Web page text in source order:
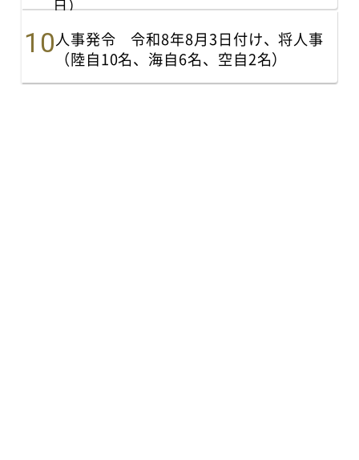
日）
人事発令 令和8年8月3日付け、将人事
（陸自10名、海自6名、空自2名）